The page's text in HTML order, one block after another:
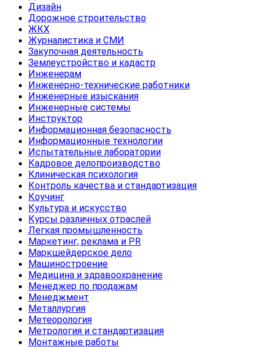
Дизайн
Дорожное строительство
ЖКХ
Журналистика и СМИ
Закупочная деятельность
Землеустройство и кадастр
Инженерам
Инженерно-технические работники
Инженерные изыскания
Инженерные системы
Инструктор
Информационная безопасность
Информационные технологии
Испытательные лаборатории
Кадровое делопроизводство
Клиническая психология
Контроль качества и стандартизация
Коучинг
Культура и искусство
Курсы различных отраслей
Легкая промышленность
Маркетинг, реклама и PR
Маркшейдерское дело
Машиностроение
Медицина и здравоохранение
Менеджер по продажам
Менеджмент
Металлургия
Метеорология
Метрология и стандартизация
Монтажные работы